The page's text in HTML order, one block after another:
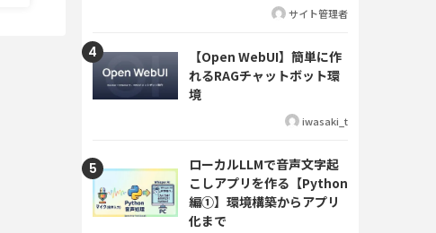
サイト管理者
【Open WebUI】簡単に作
れるRAGチャットボット環
境
iwasaki_t
ローカルLLMで音声文字起
こしアプリを作る【Python
編①】環境構築からアプリ
化まで